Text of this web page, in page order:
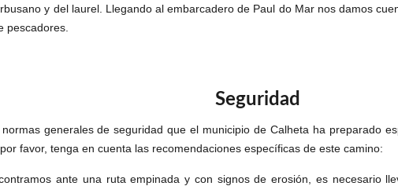
y del laurel. Llegando al embarcadero de Paul do Mar nos damos
pescadores.
Seguridad
generales de seguridad que el municipio de Calheta ha preparado
favor, tenga en cuenta las recomendaciones específicas de este camino:
ante una ruta empinada y con signos de erosión, es necesario